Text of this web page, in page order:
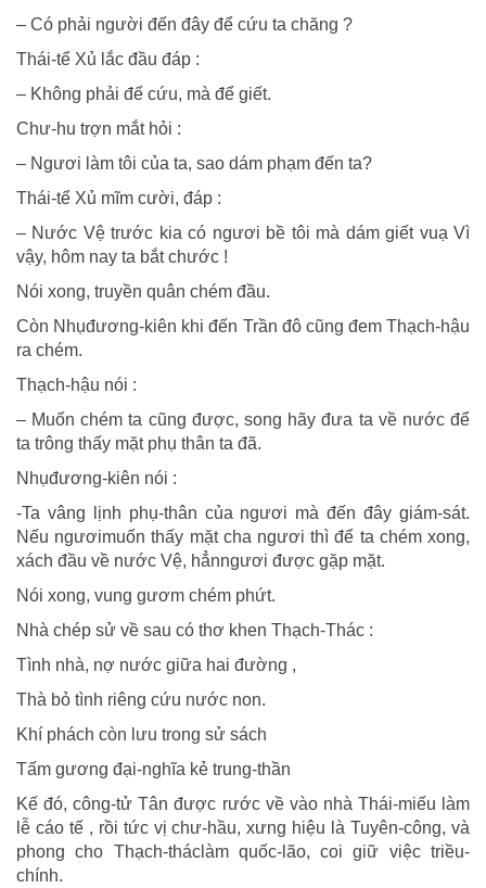
– Có phải người đến đây để cứu ta chăng ?
Thái-tể Xủ lắc đầu đáp :
– Không phải để cứu, mà để giết.
Chư-hu trợn mắt hỏi :
– Ngươi làm tôi của ta, sao dám phạm đến ta?
Thái-tể Xủ mĩm cười, đáp :
– Nước Vệ trước kia có ngươi bề tôi mà dám giết vuạ Vì
vậy, hôm nay ta bắt chước !
Nói xong, truyền quân chém đầu.
Còn Nhụđương-kiên khi đến Trần đô cũng đem Thạch-hậu
ra chém.
Thạch-hậu nói :
– Muốn chém ta cũng được, song hãy đưa ta về nước để
ta trông thấy mặt phụ thân ta đã.
Nhụđương-kiên nói :
-Ta vâng lịnh phụ-thân của ngươi mà đến đây giám-sát.
Nếu ngươimuốn thấy mặt cha ngươi thì để ta chém xong,
xách đầu về nước Vệ, hẳnngươi được gặp mặt.
Nói xong, vung gươm chém phứt.
Nhà chép sử về sau có thơ khen Thạch-Thác :
Tình nhà, nợ nước giữa hai đường ,
Thà bỏ tình riêng cứu nước non.
Khí phách còn lưu trong sử sách
Tấm gương đại-nghĩa kẻ trung-thần
Kế đó, công-tử Tân được rước về vào nhà Thái-miếu làm
lễ cáo tế , rồi tức vị chư-hầu, xưng hiệu là Tuyên-công, và
phong cho Thạch-tháclàm quốc-lão, coi giữ việc triều-
chính.